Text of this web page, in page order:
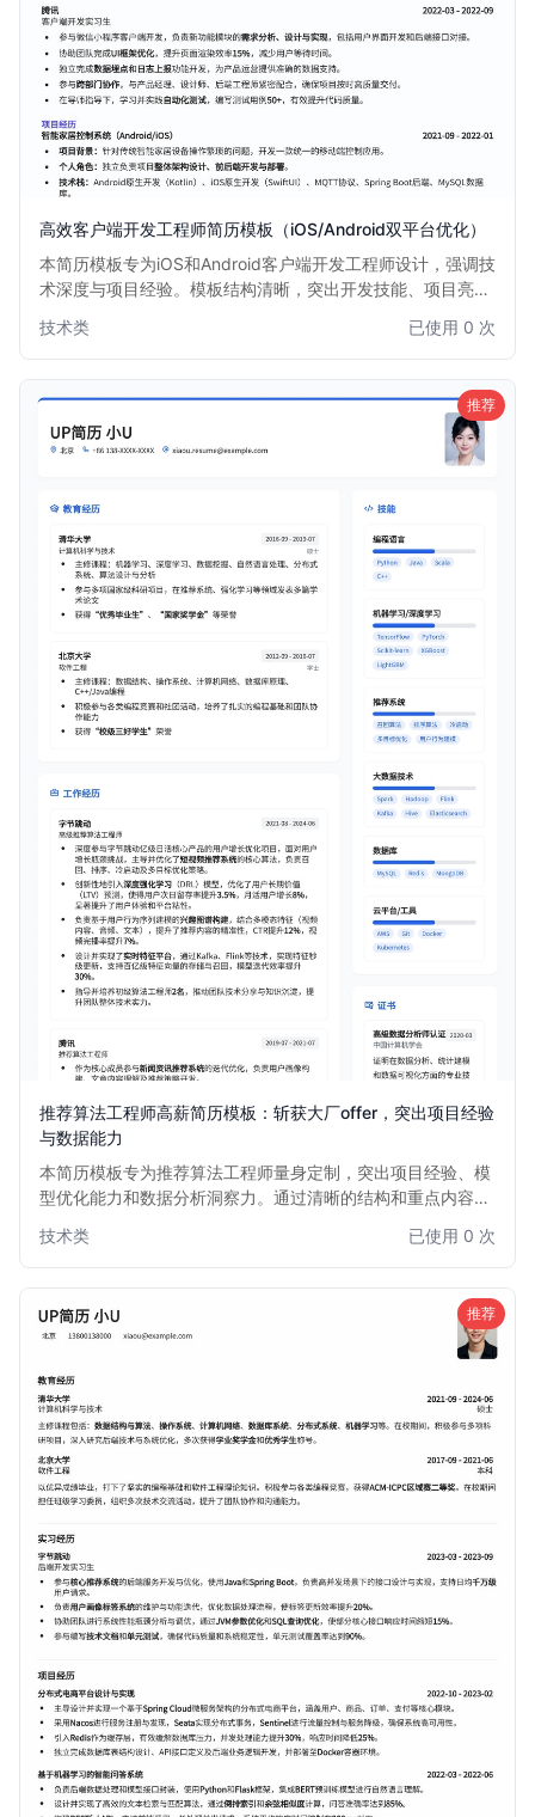
高效客户端开发工程师简历模板（iOS/Android双平台优化）
本简历模板专为iOS和Android客户端开发工程师设计，强调技
术深度与项目经验。模板结构清晰，突出开发技能、项目亮点
或Android双平台开发经验的工程师。简洁专业的版面布局，
确保信息传达高效。
技术类 已使用 0 次
推荐
推荐算法工程师高薪简历模板：斩获大厂offer，突出项目经验
与数据能力
本简历模板专为推荐算法工程师量身定制，突出项目经验、模
型优化能力和数据分析洞察力。通过清晰的结构和重点内容展
关注点，提高面试邀约率。适用于1-5年推荐算法经验的求职
者。
技术类 已使用 0 次
推荐